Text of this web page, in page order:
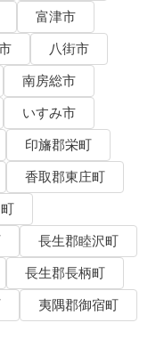
富津市
八街市
南房総市
いすみ市
印旛郡栄町
香取郡東庄町
長生郡睦沢町
長生郡長柄町
夷隅郡御宿町